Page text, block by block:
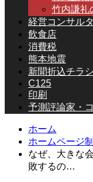
竹内謙礼
経営コンサル
飲食店
消費税
熊本地震
新聞折込チラシ
C125
印刷
予測評論家・
ホーム
ホームページ
なぜ、大きな
敗するの…